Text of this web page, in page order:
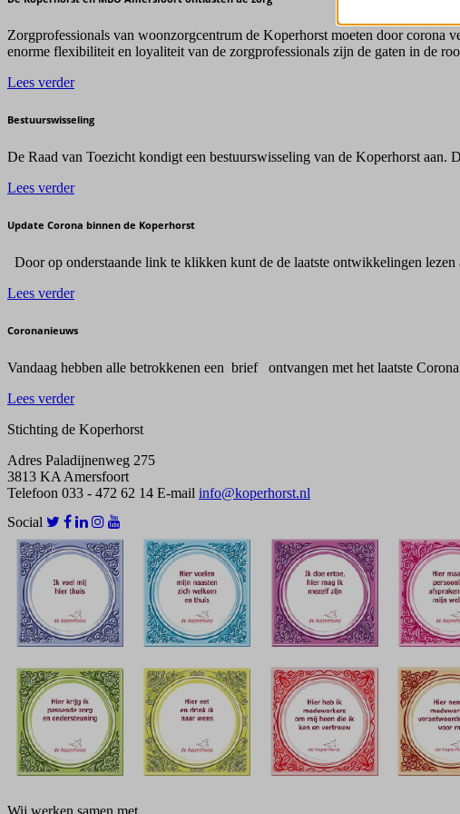
Zorgprofessionals van woonzorgcentrum de Koperhorst moeten door corona
enorme flexibiliteit en loyaliteit van de zorgprofessionals zijn de gaten in de
Lees verder
Bestuurswisseling
De Raad van Toezicht kondigt een bestuurswisseling van de Koperhorst
Lees verder
Update Corona binnen de Koperhorst
Door op onderstaande link te klikken kunt de de laatste ontwikkelingen
Lees verder
Coronanieuws
Vandaag hebben alle betrokkenen een brief ontvangen met het laatste
Lees verder
Stichting de Koperhorst
Adres Paladijnenweg 275
3813 KA Amersfoort
Telefoon 033 - 472 62 14 E-mail info@koperhorst.nl
Social
p.typekit.net
_dd_s
api.video-
sp-ao.shortpixel.ai